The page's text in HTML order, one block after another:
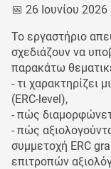
📅 26 Ιουνίου
Το εργαστήριο
σχεδιάζουν να
παρακάτω
- τι χαρακτηρίζει
(ERC-level),
- πώς
- πώς
συμμετοχή ERC
επιτροπών